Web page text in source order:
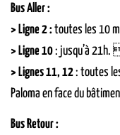
Bus Aller :
> Ligne 2 :toutes les 10
> Ligne 10: jusqu’à 21h.
> Lignes 11, 12: toutes
Paloma en face du
Bus Retour :